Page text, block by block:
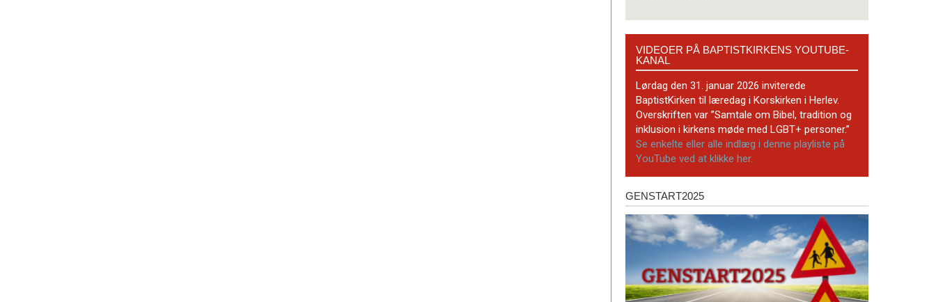
BaptistKirkens
YouTube-
kanal
VIDEOER PÅ BAPTISTKIRKENS YOUTUBE-
KANAL
Lørdag den 31. januar 2026 inviterede
BaptistKirken til læredag i Korskirken i Herlev.
Overskriften var ”Samtale om Bibel, tradition og
inklusion i kirkens møde med LGBT+ personer.”
Se enkelte eller alle indlæg i denne playliste på
YouTube ved at klikke her.
Genstart2025
GENSTART2025